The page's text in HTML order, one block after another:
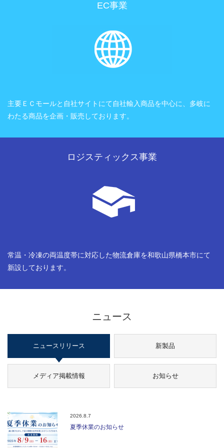
EC事業
主要ＥＣモールと自社サイトにて自社輸入商品を中心に、多岐に
わたる商品を企画・販売しております。
ロジスティックス事業
常温・冷凍の両温度帯に対応した物流倉庫を和歌山県橋本市にて
新設しております。
ニュース
ニュースリリース 新製品
メディア掲載情報 お知らせ
2026.8.7
夏季休業のお知らせ